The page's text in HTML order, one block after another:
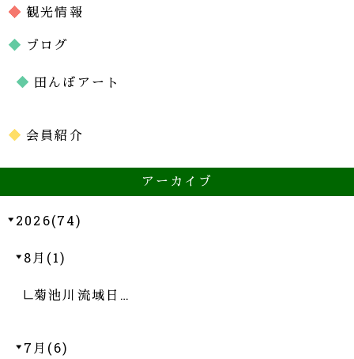
観光情報
ブログ
田んぼアート
会員紹介
アーカイブ
2026(74)
8月(1)
菊池川流域日…
7月(6)